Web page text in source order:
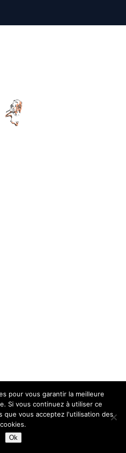
pour vous garantir la meilleure
Si vous continuez à utiliser ce
que vous acceptez l'utilisation des
cookies.
Ok